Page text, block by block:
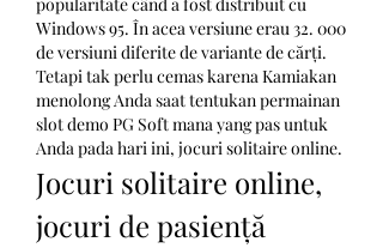
Windows 95. În acea versiune erau 32. 000
de versiuni diferite de variante de cărți.
Tetapi tak perlu cemas karena Kamiakan
menolong Anda saat tentukan permainan
slot demo PG Soft mana yang pas untuk
Anda pada hari ini, jocuri solitaire online.
Jocuri solitaire online,
jocuri de pasiență